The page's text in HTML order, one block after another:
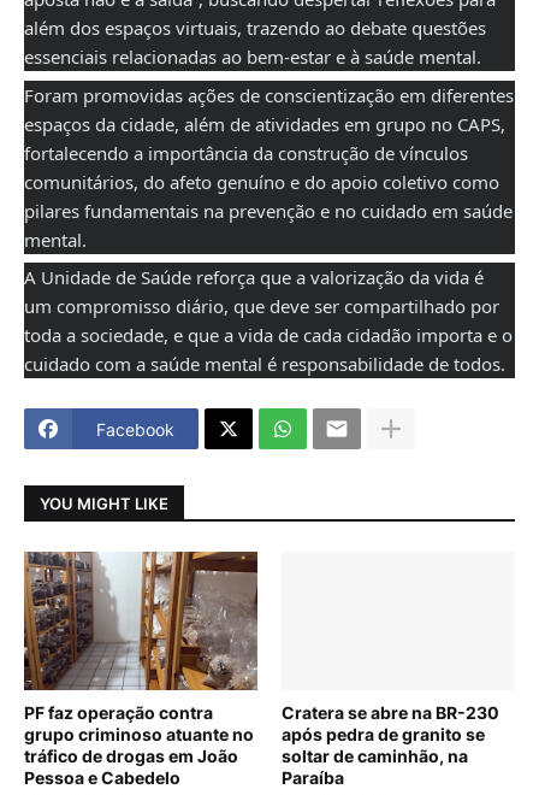
além dos espaços virtuais, trazendo ao debate questões
essenciais relacionadas ao bem-estar e à saúde mental.
Foram promovidas ações de conscientização em diferentes
espaços da cidade, além de atividades em grupo no CAPS,
fortalecendo a importância da construção de vínculos
comunitários, do afeto genuíno e do apoio coletivo como
pilares fundamentais na prevenção e no cuidado em saúde
mental.
A Unidade de Saúde reforça que a valorização da vida é
um compromisso diário, que deve ser compartilhado por
toda a sociedade, e que a vida de cada cidadão importa e o
cuidado com a saúde mental é responsabilidade de todos.
Facebook
YOU MIGHT LIKE
PF faz operação contra
grupo criminoso atuante no
tráfico de drogas em João
Pessoa e Cabedelo
Cratera se abre na BR-230
após pedra de granito se
soltar de caminhão, na
Paraíba